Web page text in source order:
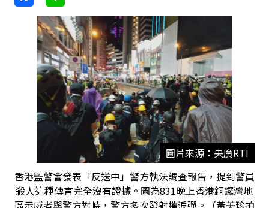
圖片來源：央廣RTI
香港監警會發表「反送中」警方執法調查報告，提到警員
殺人這種傳言完全沒有證據。圖為831晚上香港銅鑼灣地
區示威者與警方對峙，警方多次發射摧淚彈。（黃美珍拍